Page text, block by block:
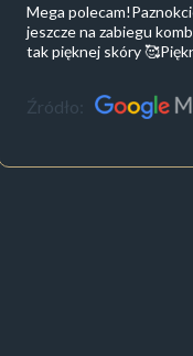
Mega
jeszcze na zabiegu
tak pięknej skóry
Źródło: